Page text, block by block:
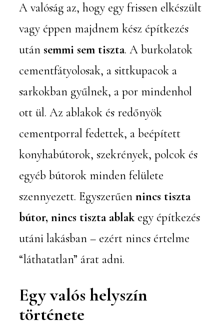
A valóság az, hogy egy frissen elkészült
vagy éppen majdnem kész építkezés
után semmi sem tiszta. A burkolatok
cementfátyolosak, a sittkupacok a
sarkokban gyűlnek, a por mindenhol
ott ül. Az ablakok és redőnyök
cementporral fedettek, a beépített
konyhabútorok, szekrények, polcok és
egyéb bútorok minden felülete
szennyezett. Egyszerűen nincs tiszta
bútor, nincs tiszta ablakegy építkezés
utáni lakásban – ezért nincs értelme
“láthatatlan” árat adni.
Egy valós helyszín
története